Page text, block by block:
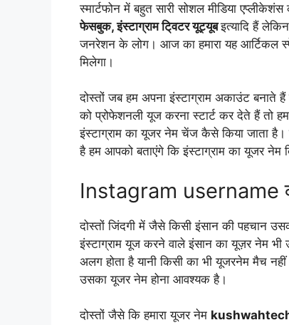
स्मार्टफोन में बहुत सारी सोशल मीडिया
फेसबुक, इंस्टाग्राम टि्वटर यूट्यूबइत्यादि हैं
जनरेशन के लोग। आज का हमारा यह आर्टिकल
मिलेगा।
दोस्तों जब हम अपना इंस्टाग्राम अकाउंट
को प्रोफेशनली यूज करना स्टार्ट कर देते हैं तो
इंस्टाग्राम का यूजर नेम चेंज कैसे किया जाता
है हम आपको बताएंगे कि इंस्टाग्राम का यूजर
Instagram username
दोस्तों जिंदगी में जैसे किसी इंसान की पहचान
इंस्टाग्राम यूज करने वाले इंसान का यूज़र नेम भी
अलग होता है यानी किसी का भी यूजरनेम मैच
उसका यूजर नेम होना आवश्यक है।
दोस्तों जैसे कि हमारा यूजर नेम